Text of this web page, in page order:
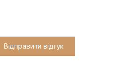
Відправити відгук